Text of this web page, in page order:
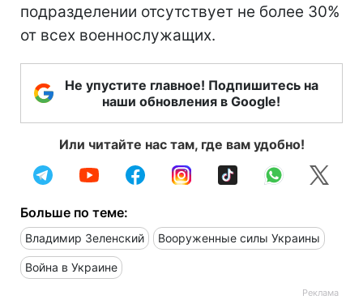
подразделении отсутствует не более 30%
от всех военнослужащих.
Не упустите главное! Подпишитесь на
наши обновления в Google!
Или читайте нас там, где вам удобно!
Больше по теме:
Владимир Зеленский Вооруженные силы Украины
Война в Украине